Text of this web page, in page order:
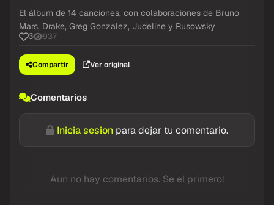
El álbum de 14 canciones, con colaboraciones de Bruno
Mars, Drake, Greg Gonzalez, Judeline y Rusowsky
3 937
Compartir Ver original
Comentarios
Inicia sesion para dejar tu comentario.
Aun no hay comentarios. Se el primero!